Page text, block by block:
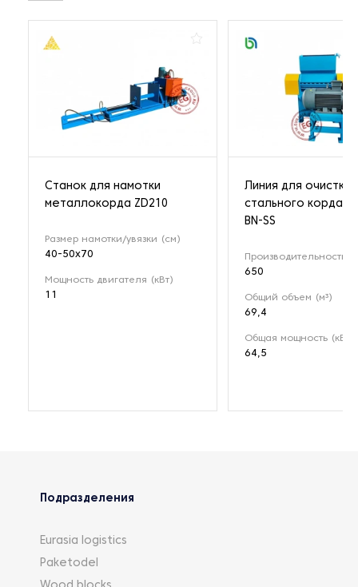
Станок для намотки
металлокорда ZD210
Размер намотки/увязки (см)
40-50x70
Мощность двигателя (кВт)
11
Линия для очистки
стального корда
BN-SS
Производительность
650
Общий объем (м³)
69,4
Общая мощность (кВт)
64,5
Подразделения
Eurasia logistics
Paketodel